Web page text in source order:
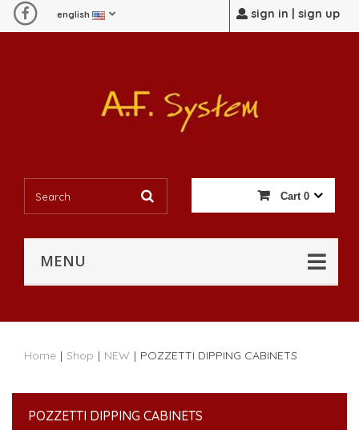
sign in | sign up
english
Cart 0
MENU
Home | Shop | NEW | POZZETTI DIPPING CABINETS
POZZETTI DIPPING CABINETS